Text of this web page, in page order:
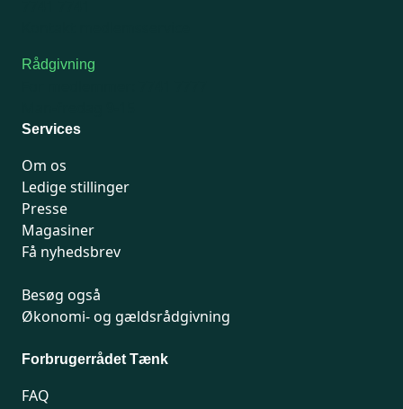
Rådgivning
Services
Om os
Ledige stillinger
Presse
Magasiner
Få nyhedsbrev
Besøg også
Økonomi- og gældsrådgivning
Forbrugerrådet Tænk
FAQ